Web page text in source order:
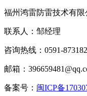
福州鸿雷防雷技术有限
联系人：邹经理
咨询热线：0591-
邮箱：
备案号： 闽ICP备